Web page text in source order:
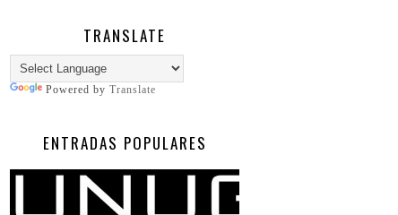
TRANSLATE
Powered by Translate
ENTRADAS POPULARES